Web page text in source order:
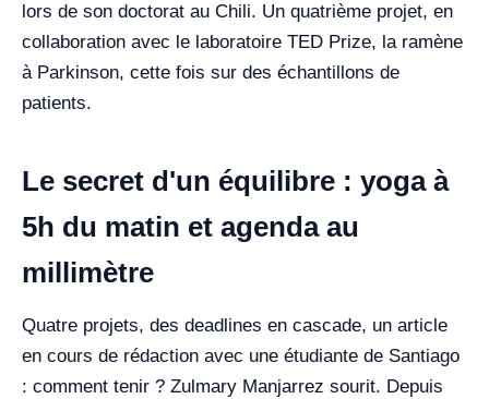
lors de son doctorat au Chili. Un quatrième projet, en
collaboration avec le laboratoire TED Prize, la ramène
à Parkinson, cette fois sur des échantillons de
patients.
Le secret d'un équilibre : yoga à
5h du matin et agenda au
millimètre
Quatre projets, des deadlines en cascade, un article
en cours de rédaction avec une étudiante de Santiago
: comment tenir ? Zulmary Manjarrez sourit. Depuis